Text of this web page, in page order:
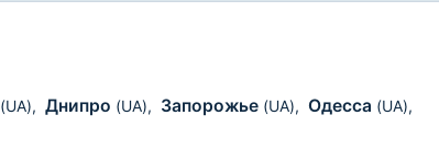
(UA), Днипро (UA), Запорожье (UA), Одесса (UA),